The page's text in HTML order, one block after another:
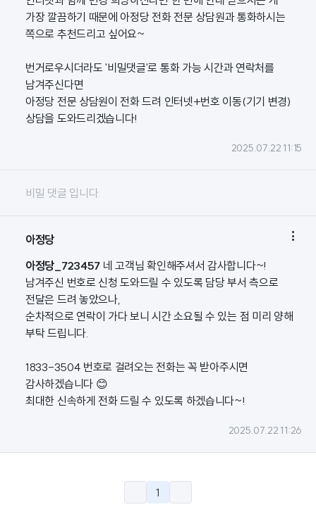
가장 깔끔하기 때문에 아정당 전화 전문 상담원과 통화하시는
쪽으로 추천드리고 싶어요~
번거로우시더라도 '비밀댓글'로 통화 가능 시간과 연락처를
남겨주신다면
아정당 전문 상담원이 전화 드려 인터넷+번호 이동(기기 변경)
상담을 도와드리겠습니다!
2025.07.22 11:15
비밀 댓글 입니다.
아정당 
아정당_723457 네 고객님 확인해주셔서 감사합니다~!
남겨주신 번호로 신청 도와드릴 수 있도록 담당 부서 측으로
전달은 드려 놓았으나,
순차적으로 연락이 가다 보니 시간 소요될 수 있는 점 미리 양해
부탁 드립니다.
1833-3504 번호로 걸려오는 전화는 꼭 받아주시면
감사하겠습니다 😊
최대한 신속하게 전화 드릴 수 있도록 하겠습니다~!
2025.07.22 11:26
1